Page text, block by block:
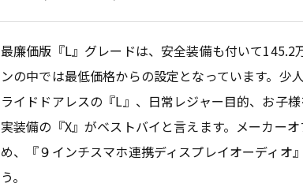
最廉価版『L』グレードは、安全装備も付いて
ンの中では最低価格からの設定となっています。少
ライドドアレスの『L』、日常レジャー目的、お子
実装備の『X』がベストバイと言えます。メーカー
め、『９インチスマホ連携ディスプレイオーディオ
う。